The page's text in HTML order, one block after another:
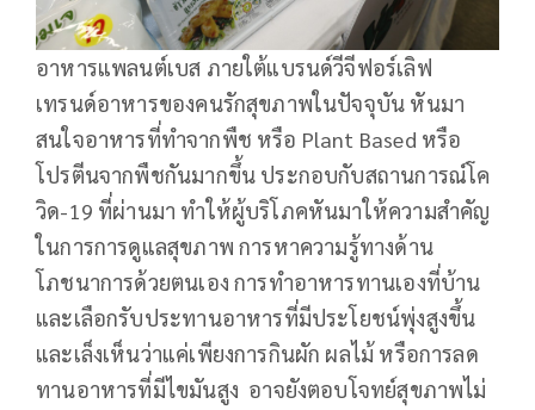
อาหารแพลนต์เบส ภายใต้แบรนด์วีจีฟอร์เลิฟ
เทรนด์อาหารของคนรักสุขภาพในปัจจุบัน หันมา
สนใจอาหารที่ทำจากพืช หรือ Plant Based หรือ
โปรตีนจากพืชกันมากขึ้น ประกอบกับสถานการณ์โค
วิด-19 ที่ผ่านมา ทำให้ผู้บริโภคหันมาให้ความสำคัญ
ในการการดูแลสุขภาพ การหาความรู้ทางด้าน
โภชนาการด้วยตนเอง การทำอาหารทานเองที่บ้าน
และเลือกรับประทานอาหารที่มีประโยชน์พุ่งสูงขึ้น
และเล็งเห็นว่าแค่เพียงการกินผัก ผลไม้ หรือการลด
ทานอาหารที่มีไขมันสูง อาจยังตอบโจทย์สุขภาพไม่